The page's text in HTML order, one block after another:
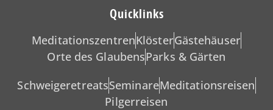
Quicklinks
MeditationszentrenKlösterGästehäuser
Orte des GlaubensParks & Gärten
SchweigeretreatsSeminareMeditationsreisen
Pilgerreisen